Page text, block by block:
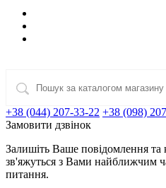
+38 (044) 207-33-22 +38 (098)
Замовити дзвінок
Залишіть Ваше повідомлення та
зв'яжуться з Вами найближчим
питання.